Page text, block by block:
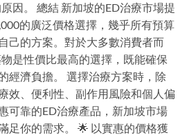
因。 總結 新加坡的ED治療市場提
的廣泛價格選擇，幾乎所有預算
己的方案。對於大多數消費者而
是性價比最高的選擇，既能確保
經濟負擔。 選擇治療方案時，除
效、便利性、副作用風險和個人偏
可靠的ED治療產品，新加坡市場
足你的需求。 🌟 以實惠的價格獲